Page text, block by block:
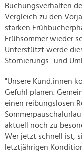
Buchungsverhalten
Vergleich zu den
starken
Frühsommer wieder
Unterstützt werde
Stornierungs- und
"Unsere Kund:innen
Gefühl planen.
einen reibungslosen
aktuell noch zu
Wer jetzt schnell ist,
letztjährigen